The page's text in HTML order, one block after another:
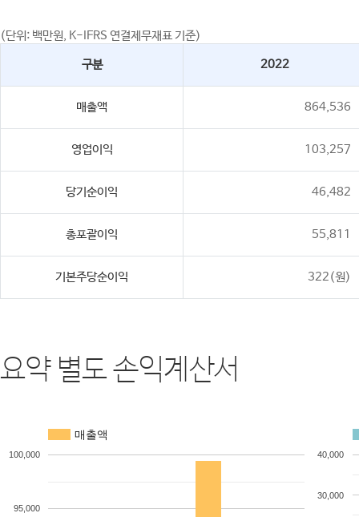
(단위: 백만원, K-IFRS 연결제무재표 기준)
구분 2022
매출액 864,536
영업이익 103,257
당기순이익 46,482
총포괄이익 55,811
기본주당순이익 322(원)
요약 별도 손익계산서
매출액
95,000
100,000
30,000
40,000